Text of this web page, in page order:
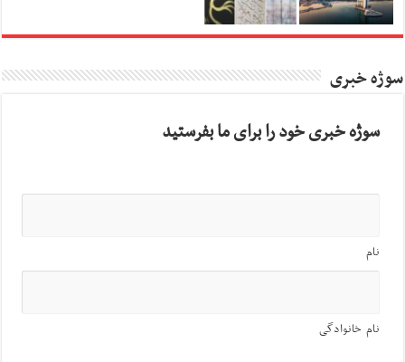
سوژه خبری
سوژه خبری خود را برای ما بفرستید
نام
نام خانوادگی